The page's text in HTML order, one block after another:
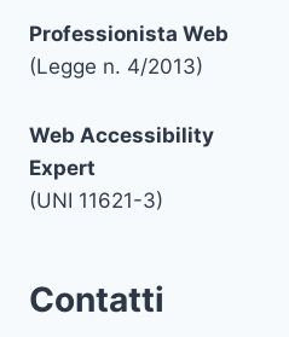
Professionista Web
(Legge n. 4/2013)
Web Accessibility
Expert
(UNI 11621-3)
Contatti